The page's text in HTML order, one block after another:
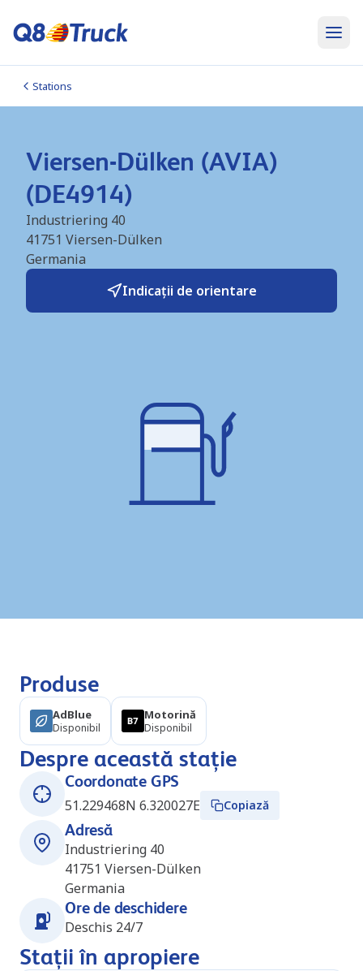
Stations
Viersen-Dülken (AVIA)
(DE4914)
Industriering 40
41751 Viersen-Dülken
Germania
Indicații de orientare
Produse
AdBlue
Disponibil
Motorină
Disponibil
Despre această stație
Coordonate GPS
51.229468N 6.320027E
Copiază
Adresă
Industriering 40
41751 Viersen-Dülken
Germania
Ore de deschidere
Deschis 24/7
Stații în apropiere